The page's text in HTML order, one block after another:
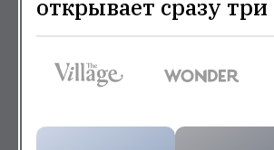
открывает сразу